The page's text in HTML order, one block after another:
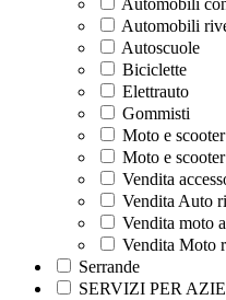
Automobili
Automobili
Autoscuole
Biciclette
Elettrauto
Gommisti
Moto e
Moto e
Vendita
Vendita Auto
Vendita moto
Vendita Moto
Serrande
SERVIZI PER